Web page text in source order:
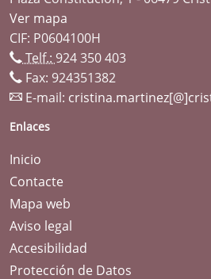
Ver mapa
CIF: P0604100H
Telf.: 924 350 403
Fax: 924351382
E-mail:
Enlaces
Inicio
Contacte
Mapa web
Aviso legal
Accesibilidad
Protección de Datos